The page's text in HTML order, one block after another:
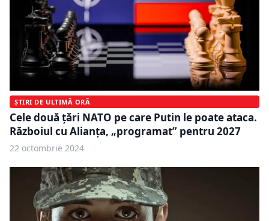
ȘTIRI DE ULTIMĂ ORĂ
Cele două ţări NATO pe care Putin le poate ataca.
Războiul cu Alianța, „programat” pentru 2027
22 octombrie 2024